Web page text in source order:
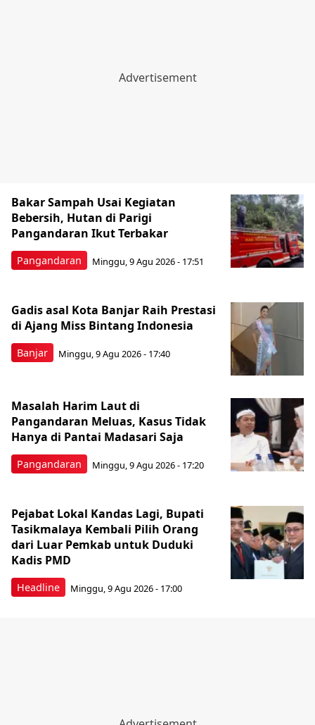
Pangandaran
Bakar Sampah Usai Kegiatan
Bebersih, Hutan di Parigi
Pangandaran Ikut Terbakar
Minggu, 9 Agu 2026 - 17:51
Banjar
Gadis asal Kota Banjar Raih Prestasi
di Ajang Miss Bintang Indonesia
Minggu, 9 Agu 2026 - 17:40
Pangandaran
Masalah Harim Laut di
Pangandaran Meluas, Kasus Tidak
Hanya di Pantai Madasari Saja
Minggu, 9 Agu 2026 - 17:20
Headline
Pejabat Lokal Kandas Lagi, Bupati
Tasikmalaya Kembali Pilih Orang
dari Luar Pemkab untuk Duduki
Kadis PMD
Minggu, 9 Agu 2026 - 17:00